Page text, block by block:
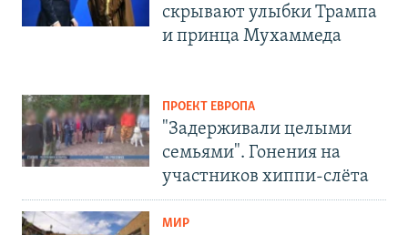
скрывают улыбки Трампа
и принца Мухаммеда
ПРОЕКТ ЕВРОПА
"Задерживали целыми
семьями". Гонения на
участников хиппи-слёта
МИР